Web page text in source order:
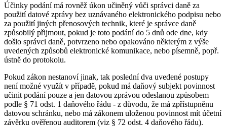
Účinky podání má rovněž úkon učiněný vůči správci daně za
použití datové zprávy bez uznávaného elektronického podpisu nebo
za použití jiných přenosových technik, které je správce daně
způsobilý přijmout, pokud je toto podání do 5 dnů ode dne, kdy
došlo správci daně, potvrzeno nebo opakováno některým z výše
uvedených způsobů elektronické komunikace, nebo písemně, popř.
ústně do protokolu.
Pokud zákon nestanoví jinak, tak poslední dva uvedené postupy
není možné využít v případě, pokud má daňový subjekt povinnost
učinit podání pouze a jen datovou zprávou odeslanou způsobem
podle § 71 odst. 1 daňového řádu - z důvodu, že má zpřístupněnu
datovou schránku, nebo má zákonem uloženou povinnost mít účetní
závěrku ověřenou auditorem (viz § 72 odst. 4 daňového řádu).